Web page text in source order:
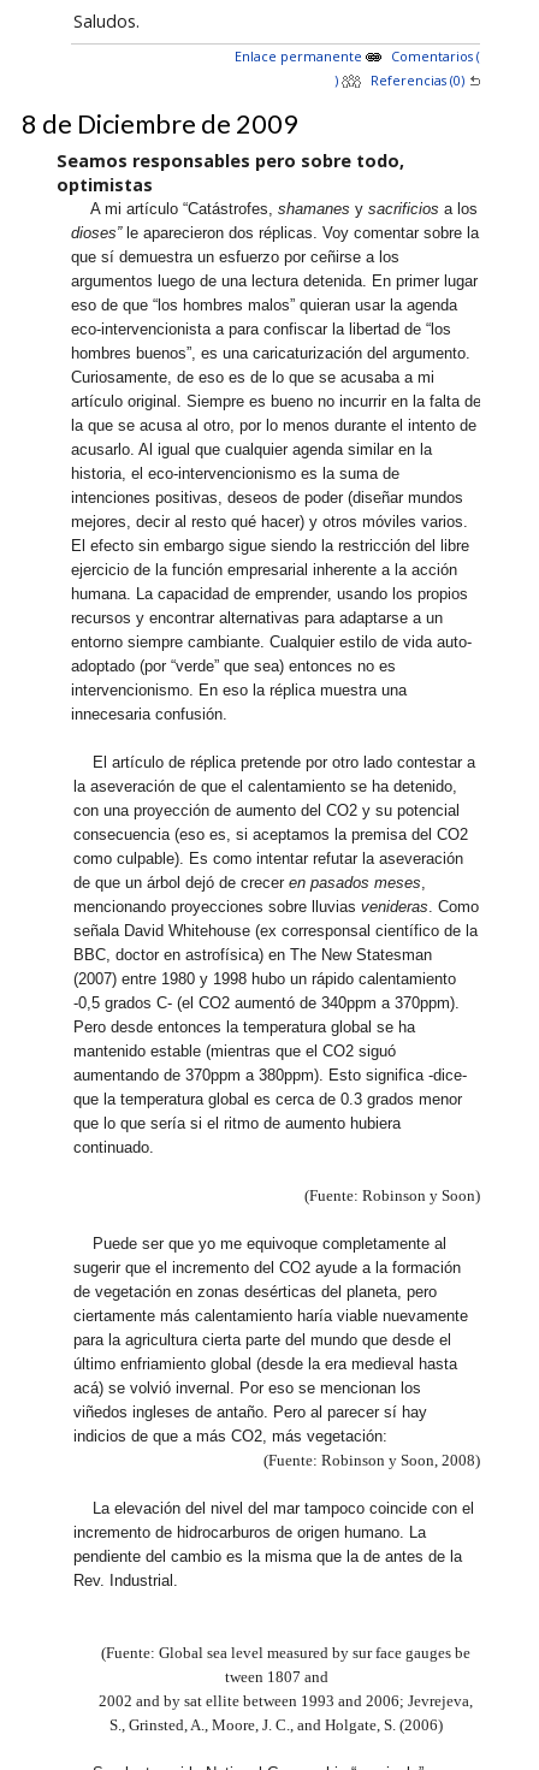
Saludos.
Enlace permanente
Comentarios (
)
Referencias (0)
8 de Diciembre de 2009
Seamos responsables pero sobre todo,
optimistas
A mi artículo “Catástrofes,shamanes ysacrificios a los
dioses” le aparecieron dos réplicas. Voy comentar sobre la
que sí demuestra un esfuerzo por ceñirse a los
argumentos luego de una lectura detenida. En primer lugar
eso de que “los hombres malos” quieran usar la agenda
eco-intervencionista a para confiscar la libertad de “los
hombres buenos”, es una caricaturización del argumento.
Curiosamente, de eso es de lo que se acusaba a mi
artículo original. Siempre es bueno no incurrir en la falta de
la que se acusa al otro, por lo menos durante el intento de
acusarlo. Al igual que cualquier agenda similar en la
historia, el eco-intervencionismo es la suma de
intenciones positivas, deseos de poder (diseñar mundos
mejores, decir al resto qué hacer) y otros móviles varios.
El efecto sin embargo sigue siendo la restricción del libre
ejercicio de la función empresarial inherente a la acción
humana. La capacidad de emprender, usando los propios
recursos y encontrar alternativas para adaptarse a un
entorno siempre cambiante. Cualquier estilo de vida auto-
adoptado (por “verde” que sea) entonces no es
intervencionismo. En eso la réplica muestra una
innecesaria confusión.
El artículo de réplica pretende por otro lado contestar a
la aseveración de que el calentamiento se ha detenido,
con una proyección de aumento del CO2 y su potencial
consecuencia (eso es, si aceptamos la premisa del CO2
como culpable). Es como intentar refutar la aseveración
de que un árbol dejó de creceren pasados meses,
mencionando proyecciones sobre lluviasvenideras. Como
señala David Whitehouse (ex corresponsal científico de la
BBC, doctor en astrofísica) en The New Statesman
(2007) entre 1980 y 1998 hubo un rápido calentamiento
-0,5 grados C- (el CO2 aumentó de 340ppm a 370ppm).
Pero desde entonces la temperatura global se ha
mantenido estable (mientras que el CO2 siguó
aumentando de 370ppm a 380ppm). Esto significa -dice-
que la temperatura global es cerca de 0.3 grados menor
que lo que sería si el ritmo de aumento hubiera
continuado.
(Fuente: Robinson y Soon)
Puede ser que yo me equivoque completamente al
sugerir que el incremento del CO2 ayude a la formación
de vegetación en zonas desérticas del planeta, pero
ciertamente más calentamiento haría viable nuevamente
para la agricultura cierta parte del mundo que desde el
último enfriamiento global (desde la era medieval hasta
acá) se volvió invernal. Por eso se mencionan los
viñedos ingleses de antaño. Pero al parecer sí hay
indicios de que a más CO2, más vegetación:
(Fuente: Robinson y Soon, 2008)
La elevación del nivel del mar tampoco coincide con el
incremento de hidrocarburos de origen humano. La
pendiente del cambio es la misma que la de antes de la
Rev. Industrial.
(Fuente: Global sea level measured by sur face gauges be
tween 1807 and
2002 and by sat ellite between 1993 and 2006; Jevrejeva,
S., Grinsted, A., Moore, J. C., and Holgate, S. (2006)